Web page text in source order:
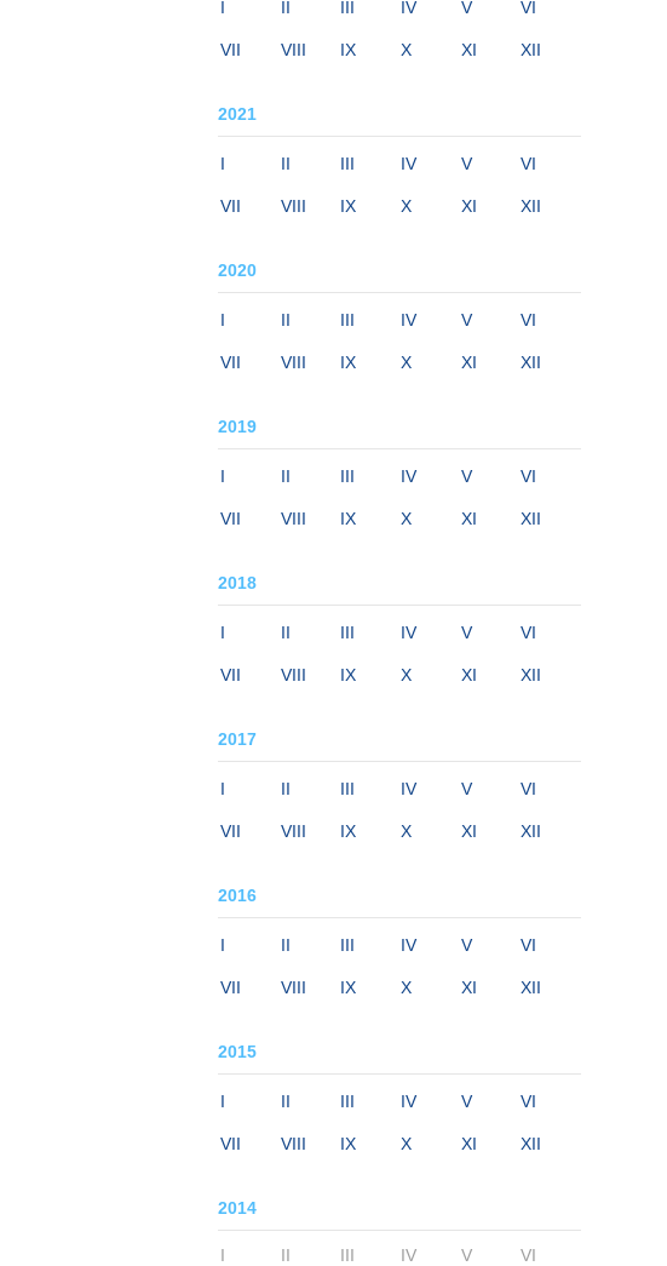
I II III IV V VI
VII VIII IX X XI XII
2021
I II III IV V VI
VII VIII IX X XI XII
2020
I II III IV V VI
VII VIII IX X XI XII
2019
I II III IV V VI
VII VIII IX X XI XII
2018
I II III IV V VI
VII VIII IX X XI XII
2017
I II III IV V VI
VII VIII IX X XI XII
2016
I II III IV V VI
VII VIII IX X XI XII
2015
I II III IV V VI
VII VIII IX X XI XII
2014
I II III IV V VI